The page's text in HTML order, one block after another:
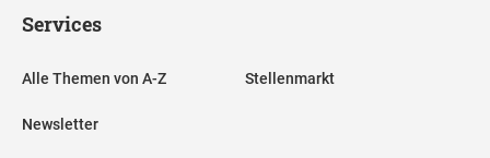
Services
Alle Themen von A-Z
Newsletter
Stellenmarkt